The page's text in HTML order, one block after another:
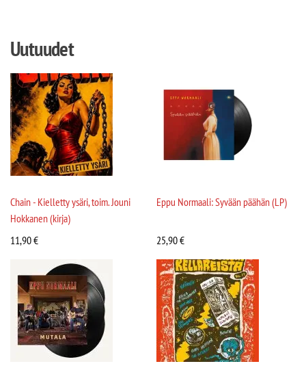
Uutuudet
Chain - Kielletty ysäri, toim. Jouni
Hokkanen (kirja)
11,90€
Eppu Normaali: Syvään päähän (LP)
25,90€